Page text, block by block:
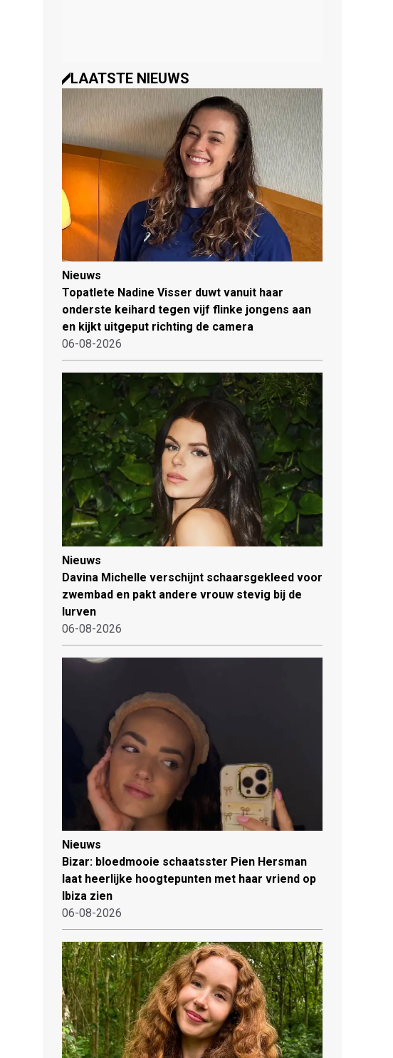
LAATSTE NIEUWS
Nieuws
Topatlete Nadine Visser duwt vanuit haar
onderste keihard tegen vijf flinke jongens aan
en kijkt uitgeput richting de camera
06-08-2026
Nieuws
Davina Michelle verschijnt schaarsgekleed voor
zwembad en pakt andere vrouw stevig bij de
lurven
06-08-2026
Nieuws
Bizar: bloedmooie schaatsster Pien Hersman
laat heerlijke hoogtepunten met haar vriend op
Ibiza zien
06-08-2026